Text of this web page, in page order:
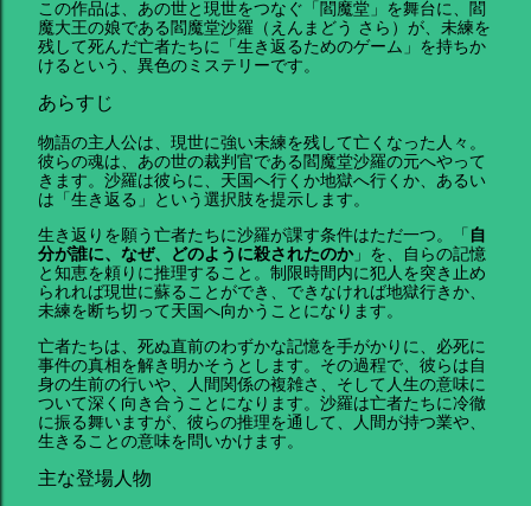
この作品は、あの世と現世をつなぐ「閻魔堂」を舞台に、閻
魔大王の娘である閻魔堂沙羅（えんまどう さら）が、未練を
残して死んだ亡者たちに「生き返るためのゲーム」を持ちか
けるという、異色のミステリーです。
あらすじ
物語の主人公は、現世に強い未練を残して亡くなった人々。
彼らの魂は、あの世の裁判官である閻魔堂沙羅の元へやって
きます。沙羅は彼らに、天国へ行くか地獄へ行くか、あるい
は「生き返る」という選択肢を提示します。
生き返りを願う亡者たちに沙羅が課す条件はただ一つ。「 自
分が誰に、なぜ、どのように殺されたのか」を、自らの記憶
と知恵を頼りに推理すること。制限時間内に犯人を突き止め
られれば現世に蘇ることができ、できなければ地獄行きか、
未練を断ち切って天国へ向かうことになります。
亡者たちは、死ぬ直前のわずかな記憶を手がかりに、必死に
事件の真相を解き明かそうとします。その過程で、彼らは自
身の生前の行いや、人間関係の複雑さ、そして人生の意味に
ついて深く向き合うことになります。沙羅は亡者たちに冷徹
に振る舞いますが、彼らの推理を通して、人間が持つ業や、
生きることの意味を問いかけます。
主な登場人物